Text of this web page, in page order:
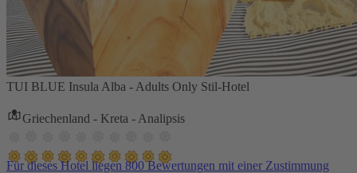
TUI BLUE Insula Alba - Adults Only Stil-Hotel
Griechenland - Kreta - Analipsis
Für dieses Hotel liegen 800 Bewertungen mit einer Zustimmung